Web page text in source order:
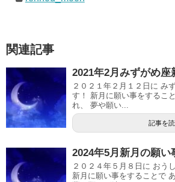
関連記事
2021年2月みずがめ
２０２１年２月１２日に み
す！ 新月に願い事をするこ
れ、 夢や願い...
記事を
2024年5月新月の願い
２０２４年５月８日に おう
新月に願い事をすることで